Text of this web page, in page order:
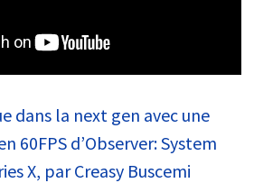
dans la next gen avec une
60FPS d’Observer: System
X, par Creasy Buscemi